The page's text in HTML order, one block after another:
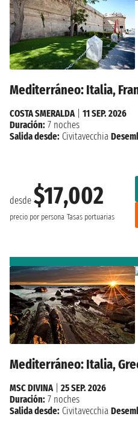
Mediterráneo: Italia,
desde $17,002
precio por persona Tasas portuarias
COSTA SMERALDA
11 SEP. 2026
Duración: 7 noches
Salida desde: Civitavecchia
Mediterráneo: Italia,
MSC DIVINA| 25 SEP. 2026
Duración: 7 noches
Salida desde: Civitavecchia